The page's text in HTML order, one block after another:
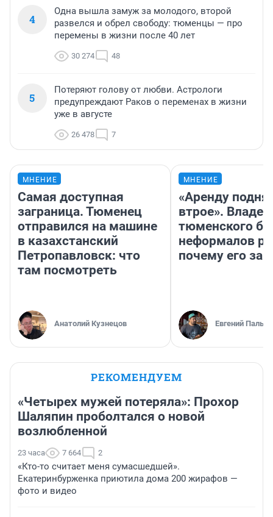
4
Одна вышла замуж за молодого, второй
развелся и обрел свободу: тюменцы — про
перемены в жизни после 40 лет
30 274 48
5
Потеряют голову от любви. Астрологи
предупреждают Раков о переменах в жизни
уже в августе
26 478 7
МНЕНИЕ
Самая доступная
заграница. Тюменец
отправился на машине
в казахстанский
Петропавловск: что
там посмотреть
Анатолий Кузнецов
МНЕНИЕ
«Аренду
втрое».
тюменского
неформалов
почему его
Евгений
РЕКОМЕНДУЕМ
«Четырех мужей потеряла»: Прохор
Шаляпин проболтался о новой
возлюбленной
23 часа 7 664 2
«Кто-то считает меня сумасшедшей».
Екатеринбурженка приютила дома 200 жирафов —
фото и видео